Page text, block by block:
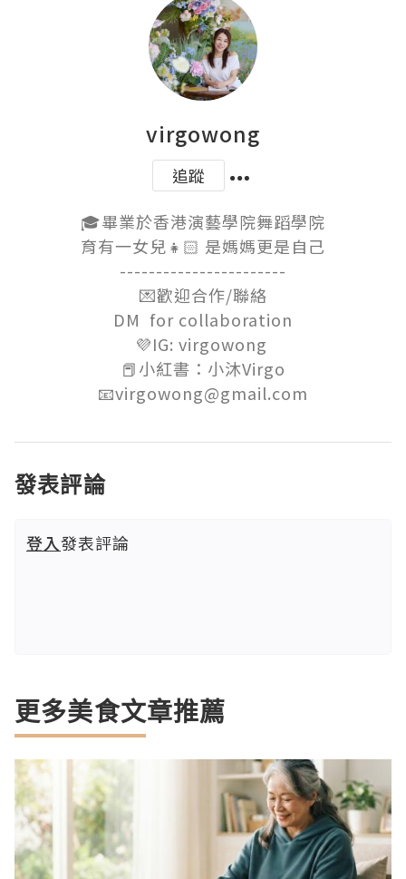
virgowong
追蹤
🎓畢業於香港演藝學院舞蹈學院
育有一女兒👧🏻 是媽媽更是自己
-----------------------
💌歡迎合作/聯絡
DM  for collaboration
💜IG: virgowong
📕小紅書：小沐Virgo
📧virgowong@gmail.com
發表評論
登入發表評論
更多美食文章推薦